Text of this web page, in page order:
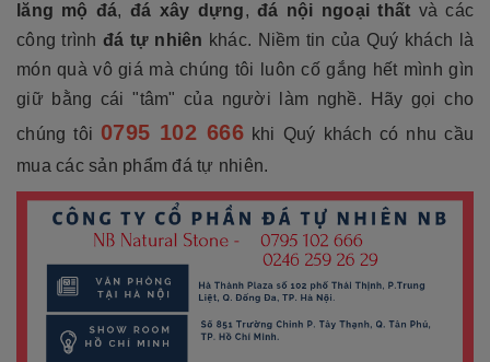
lăng mộ đá, đá xây dựng,đá nội ngoại thất và các
công trình đá tự nhiên khác. Niềm tin của Quý khách là
món quà vô giá mà chúng tôi luôn cố gắng hết mình gìn
giữ bằng cái "tâm" của người làm nghề. Hãy gọi cho
chúng tôi 0795 102 666khi Quý khách có nhu cầu
mua các sản phẩm đá tự nhiên.